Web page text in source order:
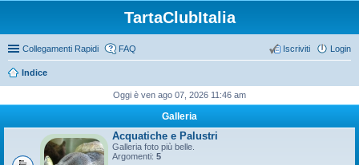
TartaClubItalia
Collegamenti Rapidi FAQ Login
Iscriviti
Indice
Oggi è ven ago 07, 2026 11:46 am
Galleria
Acquatiche e Palustri
Galleria foto più belle.
Argomenti: 5